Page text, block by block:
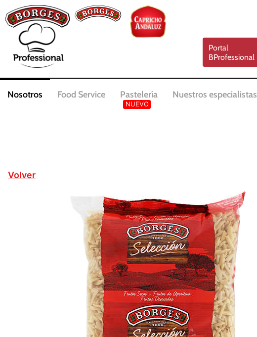
Portal
BProfessional
Nosotros Food Service Pastelería Nuestros especialistas
Volver